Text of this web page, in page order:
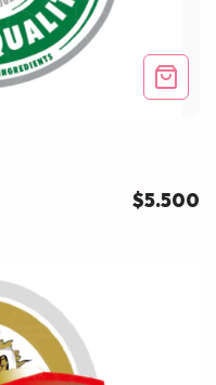
$5.500